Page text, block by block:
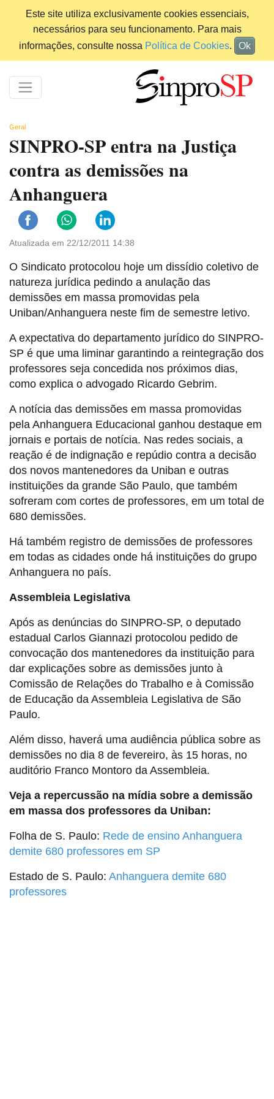
Este site utiliza exclusivamente cookies essenciais,
necessários para seu funcionamento. Para mais
informações, consulte nossa Política de Cookies. Ok
Geral
SINPRO-SP entra na Justiça
contra as demissões na
Anhanguera
Atualizada em 22/12/2011 14:38
O Sindicato protocolou hoje um dissídio coletivo de
natureza jurídica pedindo a anulação das
demissões em massa promovidas pela
Uniban/Anhanguera neste fim de semestre letivo.
A expectativa do departamento jurídico do SINPRO-
SP é que uma liminar garantindo a reintegração dos
professores seja concedida nos próximos dias,
como explica o advogado Ricardo Gebrim.
A notícia das demissões em massa promovidas
pela Anhanguera Educacional ganhou destaque em
jornais e portais de notícia. Nas redes sociais, a
reação é de indignação e repúdio contra a decisão
dos novos mantenedores da Uniban e outras
instituições da grande São Paulo, que também
sofreram com cortes de professores, em um total de
680 demissões.
Há também registro de demissões de professores
em todas as cidades onde há instituições do grupo
Anhanguera no país.
Assembleia Legislativa
Após as denúncias do SINPRO-SP, o deputado
estadual Carlos Giannazi protocolou pedido de
convocação dos mantenedores da instituição para
dar explicações sobre as demissões junto à
Comissão de Relações do Trabalho e à Comissão
de Educação da Assembleia Legislativa de São
Paulo.
Além disso, haverá uma audiência pública sobre as
demissões no dia 8 de fevereiro, às 15 horas, no
auditório Franco Montoro da Assembleia.
Veja a repercussão na mídia sobre a demissão
em massa dos professores da Uniban:
Folha de S. Paulo: Rede de ensino Anhanguera
demite 680 professores em SP
Estado de S. Paulo: Anhanguera demite 680
professores